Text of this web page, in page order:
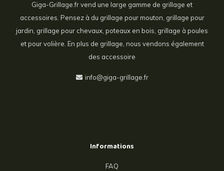
Giga-Grillage.fr vend une large gamme de grillage et
accessoires. Pensez à du grillage pour mouton, grillage pour
jardin, grillage pour chevaux, poteaux en bois, grillage à poules
et pour volière. En plus de grillage, nous vendons également
des accessoire
info@giga-grillage.fr
Informations
FAQ